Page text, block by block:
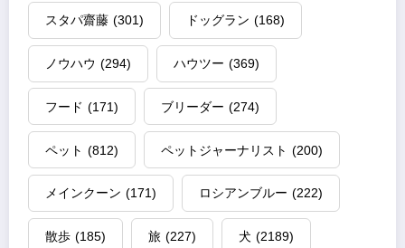
スタパ齋藤 (301) ドッグラン (168)
ノウハウ (294) ハウツー (369)
フード (171) ブリーダー (274)
ペット (812) ペットジャーナリスト (200)
メインクーン (171) ロシアンブルー (222)
散歩 (185) 旅 (227) 犬 (2189)